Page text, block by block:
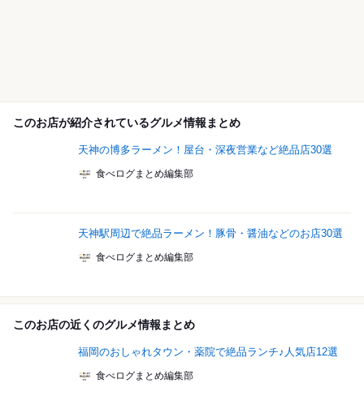
このお店が紹介されているグルメ情報まとめ
天神の博多ラーメン！屋台・深夜営業など絶品店30選
食べログまとめ編集部
天神駅周辺で絶品ラーメン！豚骨・醤油などのお店30選
食べログまとめ編集部
このお店の近くのグルメ情報まとめ
福岡のおしゃれタウン・薬院で絶品ランチ♪人気店12選
食べログまとめ編集部